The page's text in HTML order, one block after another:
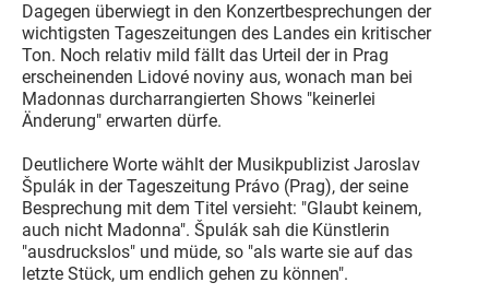
Dagegen überwiegt in den Konzertbesprechungen der
wichtigsten Tageszeitungen des Landes ein kritischer
Ton. Noch relativ mild fällt das Urteil der in Prag
erscheinenden Lidové noviny aus, wonach man bei
Madonnas durcharrangierten Shows "keinerlei
Änderung" erwarten dürfe.
Deutlichere Worte wählt der Musikpublizist Jaroslav
Špulák in der Tageszeitung Právo (Prag), der seine
Besprechung mit dem Titel versieht: "Glaubt keinem,
auch nicht Madonna". Špulák sah die Künstlerin
"ausdruckslos" und müde, so "als warte sie auf das
letzte Stück, um endlich gehen zu können".